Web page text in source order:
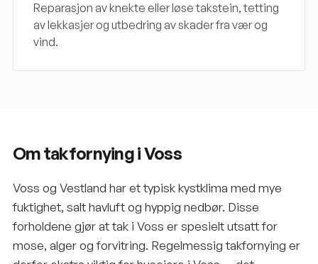
Reparasjon av knekte eller løse takstein, tetting
av lekkasjer og utbedring av skader fra vær og
vind.
Om takfornying i Voss
Voss og Vestland har et typisk kystklima med mye
fuktighet, salt havluft og hyppig nedbør. Disse
forholdene gjør at tak i Voss er spesielt utsatt for
mose, alger og forvitring. Regelmessig takfornying er